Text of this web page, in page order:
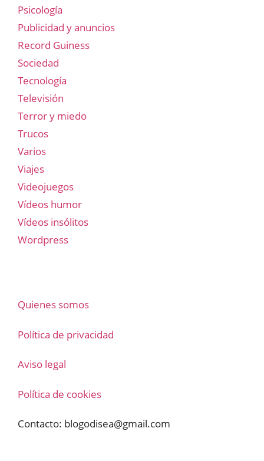
Psicología
Publicidad y anuncios
Record Guiness
Sociedad
Tecnología
Televisión
Terror y miedo
Trucos
Varios
Viajes
Videojuegos
Vídeos humor
Vídeos insólitos
Wordpress
Quienes somos
Política de privacidad
Aviso legal
Política de cookies
Contacto: blogodisea@gmail.com